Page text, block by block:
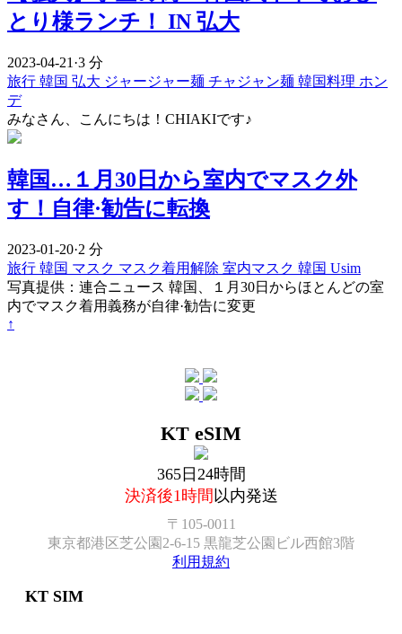
とり様ランチ！ IN 弘大
2023-04-21 ·3 分
旅行 韓国 弘大 ジャージャー麺 チャジャン麺 韓国料理 ホン
デ
みなさん、こんにちは！CHIAKIです♪
韓国…１月30日から室内でマスク外
す！自律·勧告に転換
2023-01-20·2 分
旅行 韓国 マスク マスク着用解除 室内マスク 韓国 Usim
写真提供：連合ニュース 韓国、１月30日からほとんどの室
内でマスク着用義務が自律·勧告に変更
↑
KT eSIM
365日24時間
決済後1時間 以内発送
〒105-0011
東京都港区芝公園2-6-15 黒龍芝公園ビル西館3階
利用規約
KT SIM